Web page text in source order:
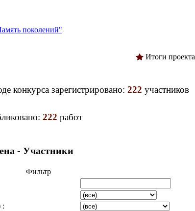
поколений"
Итоги проекта
конкурса зарегистрировано: 222 участников
222 работ
- Участники
Фильтр
: